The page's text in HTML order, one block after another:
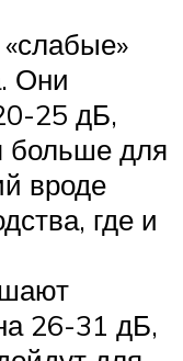
Они
25 дБ,
больше для
вроде
где и
26-31 дБ,